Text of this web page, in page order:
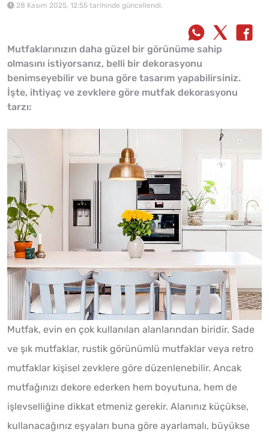
28 Kasım 2025, 12:55 tarihinde güncellendi.
Mutfaklarınızın daha güzel bir görünüme sahip
olmasını istiyorsanız, belli bir dekorasyonu
benimseyebilir ve buna göre tasarım yapabilirsiniz.
İşte, ihtiyaç ve zevklere göre mutfak dekorasyonu
tarzı:
Mutfak, evin en çok kullanılan alanlarından biridir. Sade
ve şık mutfaklar, rustik görünümlü mutfaklar veya retro
mutfaklar kişisel zevklere göre düzenlenebilir. Ancak
mutfağınızı dekore ederken hem boyutuna, hem de
işlevselliğine dikkat etmeniz gerekir. Alanınız küçükse,
kullanacağınız eşyaları buna göre ayarlamalı, büyükse